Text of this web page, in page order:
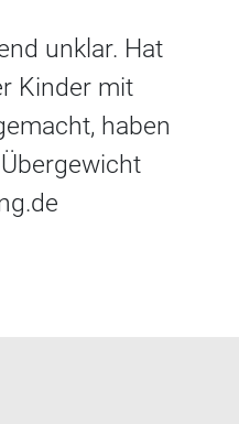
unklar. Hat
Kinder mit
haben